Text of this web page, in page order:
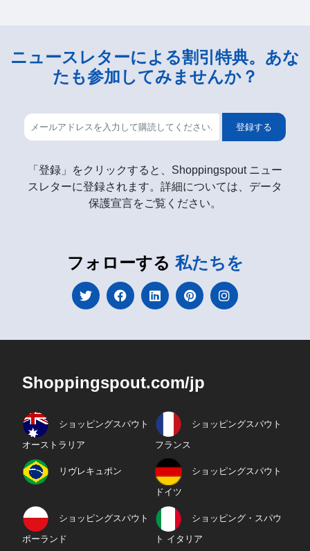
ニュースレターによる割引特典。あな
たも参加してみませんか？
登録する
「登録」をクリックすると、Shoppingspout ニュー
スレターに登録されます。詳細については、データ
保護宣言をご覧ください。
フォローする 私たちを
Shoppingspout.com/jp
ショッピングスパウト
オーストラリア
ショッピングスパウト
フランス
リヴレキュポン ショッピングスパウト
ドイツ
ショッピングスパウト
ポーランド
ショッピング・スパウ
ト イタリア